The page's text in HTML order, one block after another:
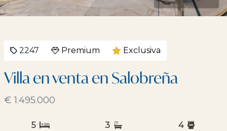
2247 Premium Exclusiva
Villa en venta en Salobreña
€ 1.495.000
5 3 4